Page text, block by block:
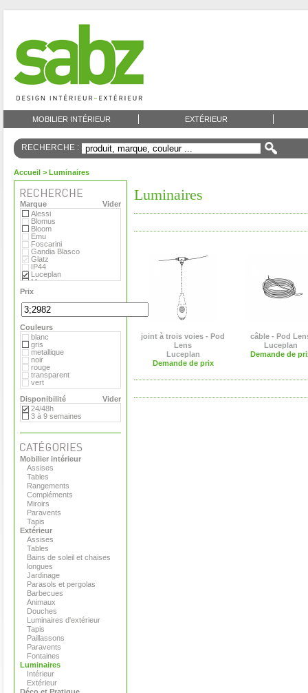
MOBILIER INTÉRIEUR EXTÉRIEUR
RECHERCHE :
Accueil > Luminaires
Vider
Marque
Alessi
Blomus
Bloom
Emu
Foscarini
Gandia Blasco
Glatz
IP44
Luceplan
Menu
Metalarte
O Luce
Roger Pradier
Royal VKB
Serralunga
Sywawa
Tribu
Viteo
Prix
Couleurs
blanc
gris
metallique
noir
rouge
transparent
vert
Vider
Disponibilité
24/48h
3 à 9 semaines
Mobilier intérieur
Assises
Tables
Rangements
Compléments
Miroirs
Paravents
Tapis
Extérieur
Assises
Tables
Bains de soleil et chaises
longues
Jardinage
Parasols et pergolas
Barbecues
Animaux
Douches
Luminaires d'extérieur
Tapis
Paillassons
Paravents
Fontaines
Luminaires
Intérieur
Extérieur
Luminaires
joint à trois voies - Pod
Lens
Luceplan
Demande de prix
câble - Pod
Luceplan
Demande de